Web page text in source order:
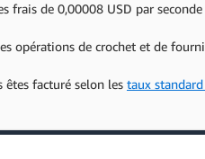
frais de 0,00008 USD par
opérations de crochet et de
êtes facturé selon les taux